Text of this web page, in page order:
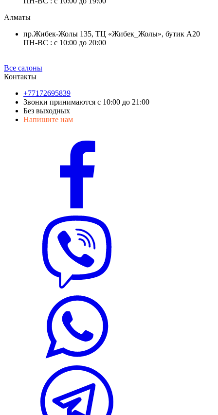
Алматы
пр.Жибек-Жолы 135, ТЦ «Жибек_Жолы», бутик А20
ПН-ВС : с 10:00 до 20:00
Все салоны
Контакты
+77172695839
Звонки принимаются с 10:00 до 21:00
Без выходных
Напишите нам